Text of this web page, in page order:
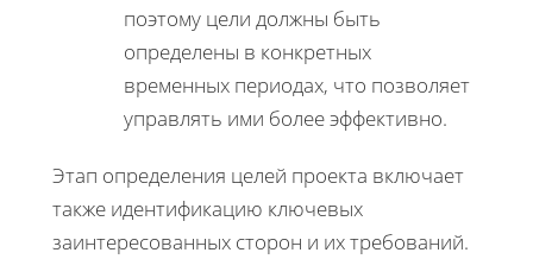
поэтому цели должны быть
определены в конкретных
временных периодах, что позволяет
управлять ими более эффективно.
Этап определения целей проекта включает
также идентификацию ключевых
заинтересованных сторон и их требований.